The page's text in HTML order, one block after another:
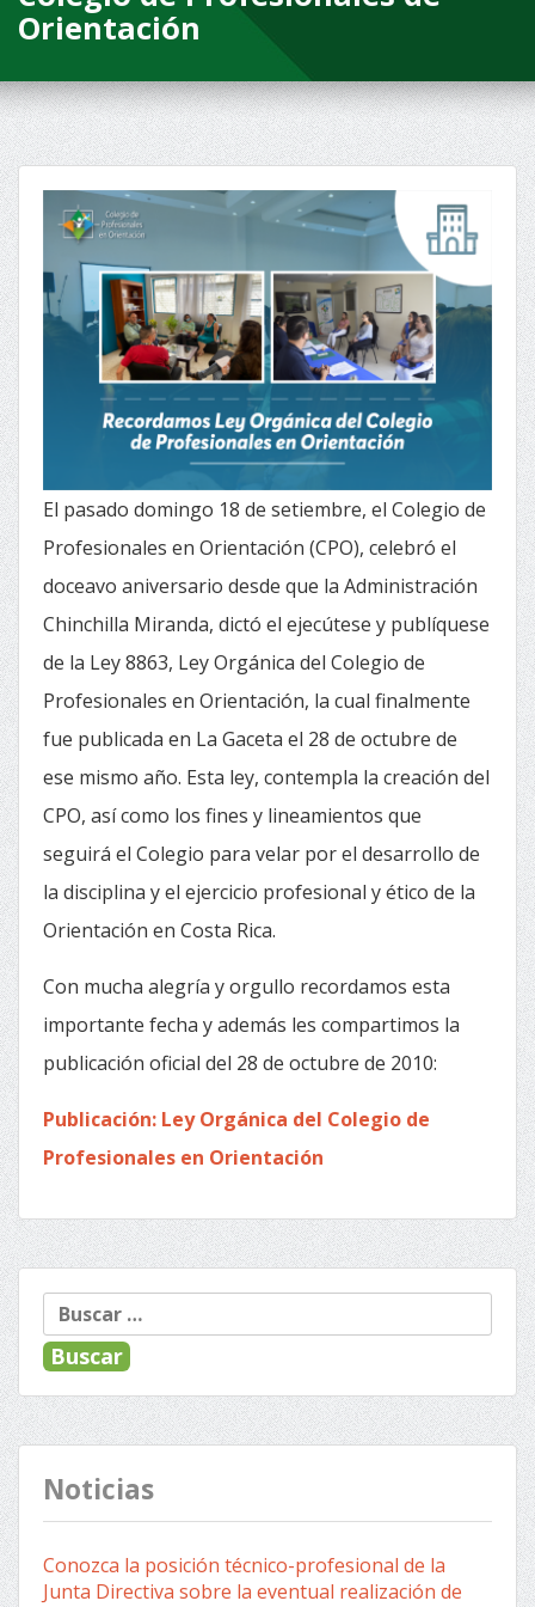
Orientación
El pasado domingo 18 de setiembre, el Colegio de
Profesionales en Orientación (CPO), celebró el
doceavo aniversario desde que la Administración
Chinchilla Miranda, dictó el ejecútese y publíquese
de la Ley 8863, Ley Orgánica del Colegio de
Profesionales en Orientación, la cual finalmente
fue publicada en La Gaceta el 28 de octubre de
ese mismo año. Esta ley, contempla la creación del
CPO, así como los fines y lineamientos que
seguirá el Colegio para velar por el desarrollo de
la disciplina y el ejercicio profesional y ético de la
Orientación en Costa Rica.
Con mucha alegría y orgullo recordamos esta
importante fecha y además les compartimos la
publicación oficial del 28 de octubre de 2010:
Publicación: Ley Orgánica del Colegio de
Profesionales en Orientación
Buscar:
Noticias
Conozca la posición técnico-profesional de la
Junta Directiva sobre la eventual realización de